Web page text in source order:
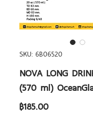
SKU: 6B06520
NOVA LONG
(570 ml)
฿185.00ราคา